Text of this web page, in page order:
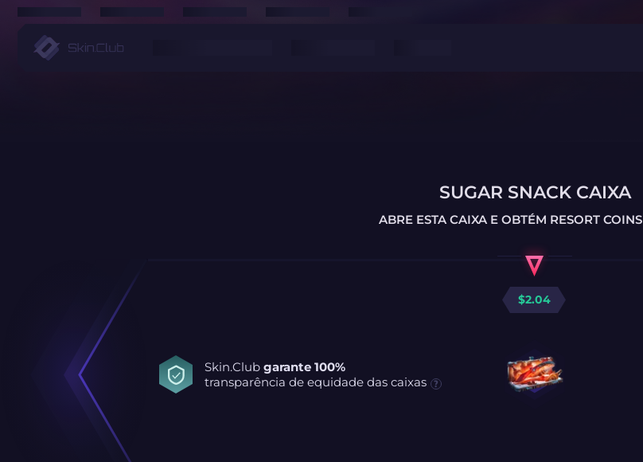
SUGAR SNACK CAIXA
ABRE ESTA CAIXA E OBTÉM RESORT COINS
Skin.Club garante 100%
transparência de equidade das caixas
$2.04